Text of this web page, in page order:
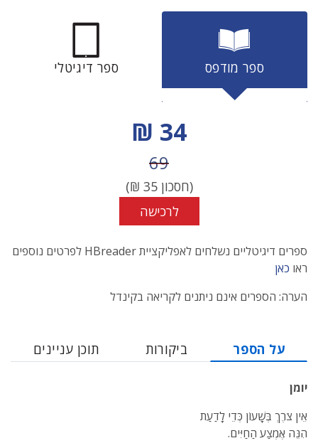
ספר מודפס ספר דיגיטלי
מחיר הנחה
34 ₪
מחיר לפני הנחה
69
(חסכון35
₪)
לרכישה
ספרים דיגיטליים נשלחים לאפליקציית HBreader לפרטים נוספים
ראו כאן
הערה: הספרים אינם ניתנים לקריאה בקינדל
על הספר ביקורות תוכן עניינים
יומן
אֵין צֹרֶךְ בְּשָׁעוֹן כְּדֵי לָדַעַת
הִנֵּה אֶמְצַע הַחַיִּים.